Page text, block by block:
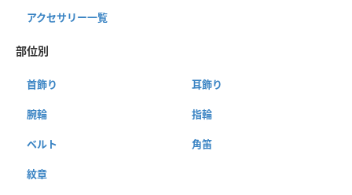
アクセサリー一覧
部位別
首飾り 耳飾り
腕輪 指輪
ベルト 角笛
紋章